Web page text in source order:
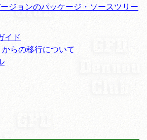
ジョンのパッケージ・ソースツリー
イド
らの移行について